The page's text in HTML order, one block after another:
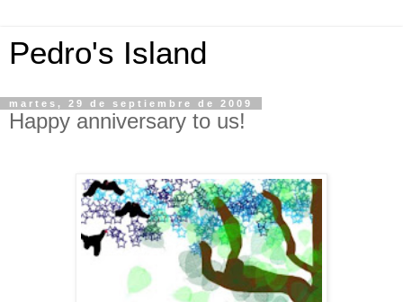
Pedro's Island
martes, 29 de septiembre de 2009
Happy anniversary to us!